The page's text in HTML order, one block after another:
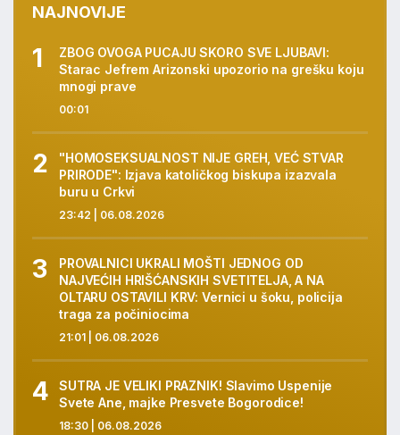
NAJNOVIJE
00:01
ZBOG OVOGA PUCAJU SKORO SVE LJUBAVI:
Starac Jefrem Arizonski upozorio na grešku koju
mnogi prave
23:42 | 06.08.2026
"HOMOSEKSUALNOST NIJE GREH, VEĆ STVAR
PRIRODE": Izjava katoličkog biskupa izazvala
buru u Crkvi
21:01 | 06.08.2026
PROVALNICI UKRALI MOŠTI JEDNOG OD
NAJVEĆIH HRIŠĆANSKIH SVETITELJA, A NA
OLTARU OSTAVILI KRV: Vernici u šoku, policija
traga za počiniocima
18:30 | 06.08.2026
SUTRA JE VELIKI PRAZNIK! Slavimo Uspenije
Svete Ane, majke Presvete Bogorodice!